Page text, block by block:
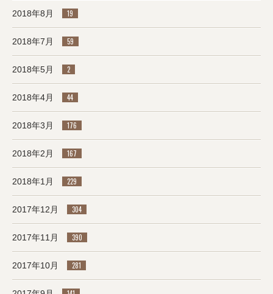
2018年8月 19
2018年7月 59
2018年5月 2
2018年4月 44
2018年3月 176
2018年2月 167
2018年1月 229
2017年12月 304
2017年11月 390
2017年10月 281